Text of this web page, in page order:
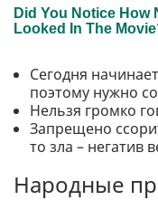
Сегодня
поэтому нужно
Нельзя громко
Запрещено
то зла – негатив
Народные